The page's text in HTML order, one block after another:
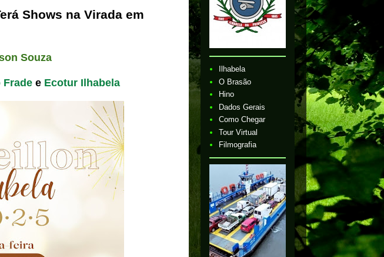
Shows na Virada em
Souza
Fradee Ecotur Ilhabela
Ilhabela
O Brasão
Hino
Dados Gerais
Como Chegar
Tour Virtual
Filmografia